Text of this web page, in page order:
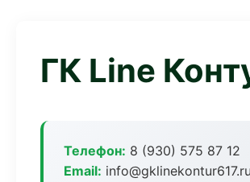
ГК Line
Телефон: 8 (930) 575 87 12
Email: info@gklinekontur617.ru